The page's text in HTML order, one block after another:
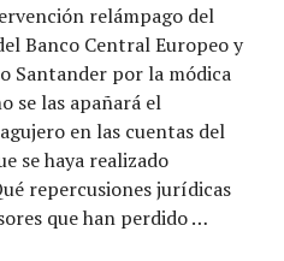
relámpago del
Banco Central Europeo y
Santander por la módica
se las apañará el
en las cuentas del
se haya realizado
repercusiones jurídicas
que han perdido …
verano – Economía